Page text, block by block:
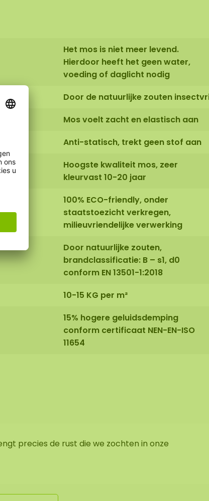
Het mos is niet meer levend.
Hierdoor heeft het geen water,
voeding of daglicht nodig
Door de natuurlijke zouten
Mos voelt zacht en elastisch aan
Anti-statisch, trekt geen stof aan
Hoogste kwaliteit mos, zeer
kleurvast 10-20 jaar
100% ECO-friendly, onder
staatstoezicht verkregen,
milieuvriendelijke verwerking
Door natuurlijke zouten,
brandclassificatie: B – s1, d0
conform EN 13501-1:2018
10-15 KG per m²
15% hogere geluidsdemping
conform certificaat NEN-EN-ISO
11654
precies de rust die we zochten in onze